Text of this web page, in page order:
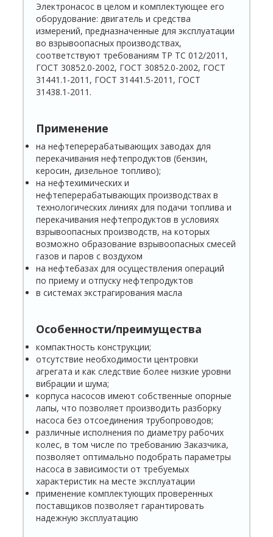
Электронасос в целом и комплектующее его
оборудование: двигатель и средства
измерений, предназначенные для эксплуатации
во взрывоопасных производствах,
соответствуют требованиям ТР ТС 012/2011,
ГОСТ 30852.0-2002, ГОСТ 30852.0-2002, ГОСТ
31441.1-2011, ГОСТ 31441.5-2011, ГОСТ
31438.1-2011.
Применение
на нефтеперерабатывающих заводах для
перекачивания нефтепродуктов (бензин,
керосин, дизельное топливо);
на нефтехимических и
нефтеперерабатывающих производствах в
технологических линиях для подачи топлива и
перекачивания нефтепродуктов в условиях
взрывоопасных производств, на которых
возможно образование взрывоопасных смесей
газов и паров с воздухом
на нефтебазах для осуществления операций
по приему и отпуску нефтепродуктов
в системах экстрагирования масла
Особенности/преимущества
компактность конструкции;
отсутствие необходимости центровки
агрегата и как следствие более низкие уровни
вибрации и шума;
корпуса насосов имеют собственные опорные
лапы, что позволяет производить разборку
насоса без отсоединения трубопроводов;
различные исполнения по диаметру рабочих
колес, в том числе по требованию Заказчика,
позволяет оптимально подобрать параметры
насоса в зависимости от требуемых
характеристик на месте эксплуатации
применение комплектующих проверенных
поставщиков позволяет гарантировать
надежную эксплуатацию